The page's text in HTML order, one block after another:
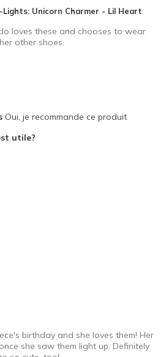
Unicorn Charmer - Lil Heart
loves these and chooses to wear
other shoes.
true to size
Oui, je recommande ce produit
utile?
birthday and she loves them! Her
she saw them light up. Definitely